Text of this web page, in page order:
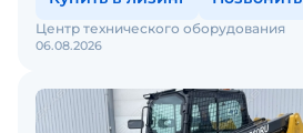
06.08.2026
Центр технического оборудования